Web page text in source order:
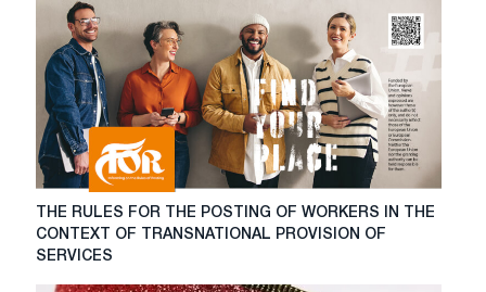
THE
RULES
FOR
THE RULES FOR THE POSTING OF WORKERS IN THE
CONTEXT OF TRANSNATIONAL PROVISION OF
SERVICES